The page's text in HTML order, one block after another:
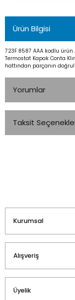
Ürün Bilgisi
723F 8587 AAA kodlu ürün
Termostat Kapak Conta
hattından parçanın
Yorumlar
Taksit
Kurumsal
Alışveriş
Üyelik